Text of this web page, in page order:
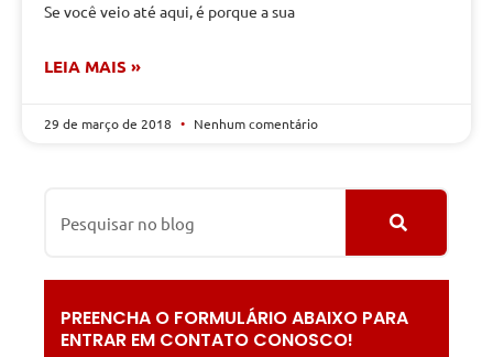
Se você veio até aqui, é porque a sua
LEIA MAIS »
29 de março de 2018 Nenhum comentário
PREENCHA O FORMULÁRIO ABAIXO PARA
ENTRAR EM CONTATO CONOSCO!